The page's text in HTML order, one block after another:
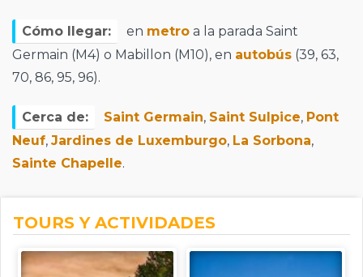
Cómo llegar: en metro a la parada Saint
Germain (M4) o Mabillon (M10), en autobús (39, 63,
70, 86, 95, 96).
Cerca de: Saint Germain, Saint Sulpice, Pont
Neuf, Jardines de Luxemburgo, La Sorbona,
Sainte Chapelle.
TOURS Y ACTIVIDADES